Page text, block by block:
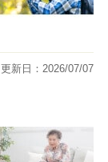
更新日：2026/07/07